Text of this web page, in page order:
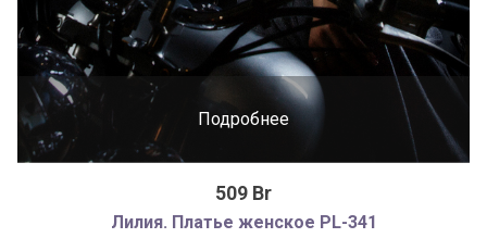
Подробнее
509 Br
Лилия. Платье женское PL-341